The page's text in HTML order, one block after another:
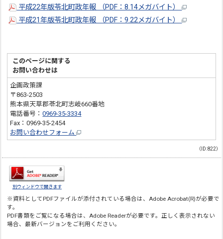
平成22年版苓北町政年報 （PDF：8.14メガバイト）
平成21年版苓北町政年報 （PDF：9.22メガバイト）
このページに関する
お問い合わせは
企画政策課
〒863-2503
熊本県天草郡苓北町志岐660番地
電話番号：0969-35-3334
Fax：0969-35-2454
お問い合わせフォーム
（ID:822）
別ウィンドウで開きます
※資料としてPDFファイルが添付されている場合は、Adobe Acrobat(R)が必要で
す。
PDF書類をご覧になる場合は、Adobe Readerが必要です。正しく表示されない
場合、最新バージョンをご利用ください。